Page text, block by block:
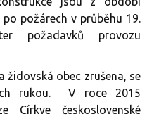
požárech v průběhu 19.
požadavků provozu
židovská obec zrušena, se
rukou. V roce 2015
Církve československé